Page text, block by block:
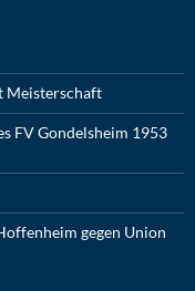
Meisterschaft
FV Gondelsheim 1953
gegen Union